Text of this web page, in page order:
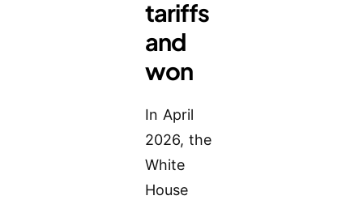
tariffs
and
won
In April
2026, the
White
House